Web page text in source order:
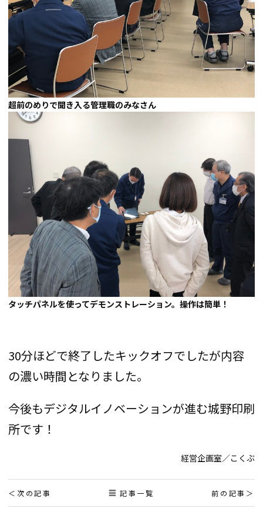
超前のめりで聞き入る管理職のみなさん
タッチパネルを使ってデモンストレーション。操作は簡単！
30分ほどで終了したキックオフでしたが内容
の濃い時間となりました。
今後もデジタルイノベーションが進む城野印刷
所です！
経営企画室／こくぶ
投
稿 前の記事
次の記事 記事一覧